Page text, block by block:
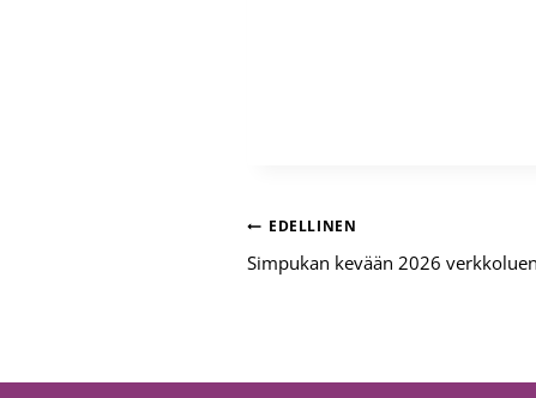
Artikkelien
selaus
EDELLINEN
Simpukan kevään 2026